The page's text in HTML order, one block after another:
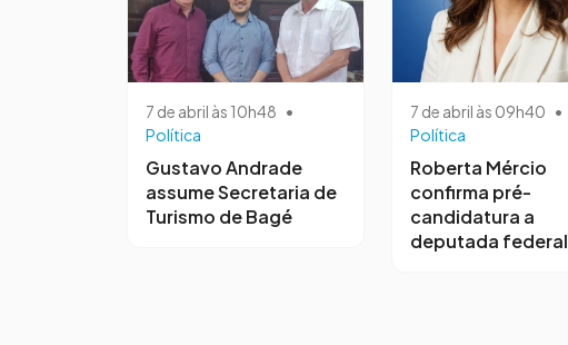
7 de abril às 10h48 •
Política
Gustavo Andrade
assume Secretaria de
Turismo de Bagé
7 de abril às 09h40 •
Política
Roberta Mércio
confirma pré-
candidatura a
deputada federal